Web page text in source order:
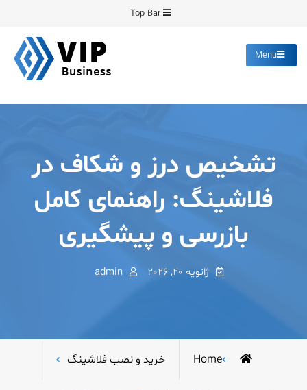
content
Top Bar
Menu
تشخیص درز و شکاف در
فلاشینگ: راهنمای کامل
بازرسی و پیشگیری
ژانویه 20, 2026 admin
Home خرید و نصب فلاشینگ